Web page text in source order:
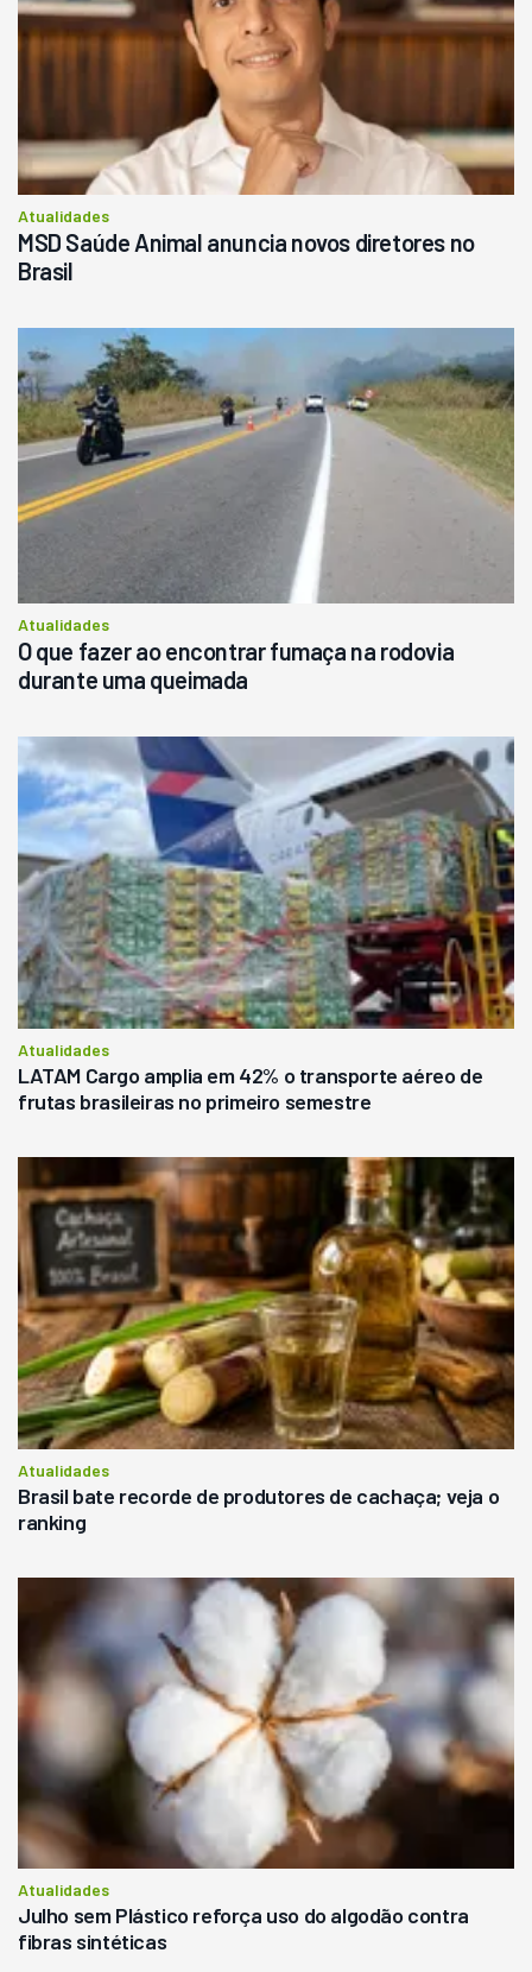
Atualidades
MSD Saúde Animal anuncia novos diretores no
Brasil
Atualidades
O que fazer ao encontrar fumaça na rodovia
durante uma queimada
Atualidades
LATAM Cargo amplia em 42% o transporte aéreo de
frutas brasileiras no primeiro semestre
Atualidades
Brasil bate recorde de produtores de cachaça; veja o
ranking
Atualidades
Julho sem Plástico reforça uso do algodão contra
fibras sintéticas